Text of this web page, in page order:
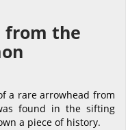
from the
a rare arrowhead from
found in the sifting
a piece of history.